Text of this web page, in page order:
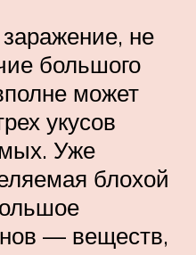
не
большого
может
укусов
Уже
блохой
— веществ,